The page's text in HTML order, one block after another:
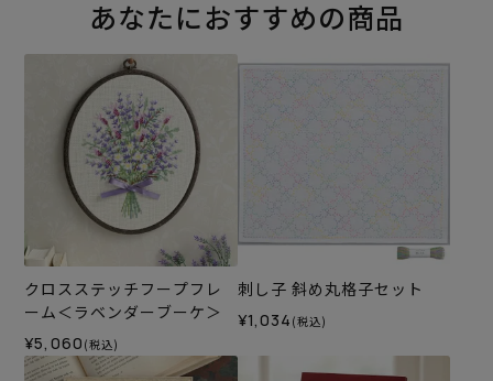
あなたにおすすめの商品
クロスステッチフープフレ
ーム＜ラベンダーブーケ＞
¥5,060 (税込)
刺し子 斜め丸格子セット
¥1,034 (税込)